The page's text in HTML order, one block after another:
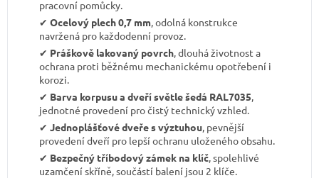
pracovní pomůcky.
✔︎ Ocelový plech 0,7 mm, odolná konstrukce
navržená pro každodenní provoz.
✔︎ Práškově lakovaný povrch, dlouhá životnost a
ochrana proti běžnému mechanickému opotřebení i
korozi.
✔︎ Barva korpusu a dveří světle šedá RAL7035,
jednotné provedení pro čistý technický vzhled.
✔︎ Jednoplášťové dveře s výztuhou, pevnější
provedení dveří pro lepší ochranu uloženého obsahu.
✔︎ Bezpečný tříbodový zámek na klíč, spolehlivé
uzamčení skříně, součástí balení jsou 2 klíče.